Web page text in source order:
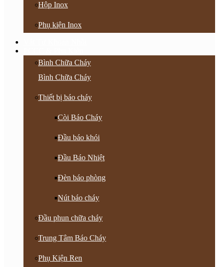
Hộp Inox
Phụ kiện Inox
Bình Chữa Cháy
Bình Chữa Cháy
Thiết bị báo cháy
Còi Báo Cháy
Đầu báo khói
Đầu Báo Nhiệt
Đèn báo phòng
Nút báo cháy
Đầu phun chữa cháy
Trung Tâm Báo Cháy
Phụ Kiện Ren